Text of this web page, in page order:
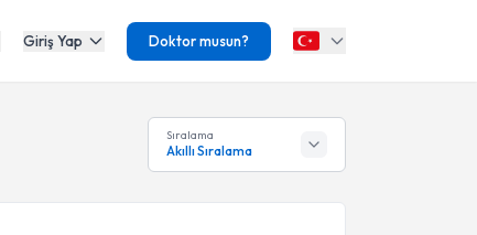
Giriş Yap Doktor musun?
Sıralama
Akıllı Sıralama